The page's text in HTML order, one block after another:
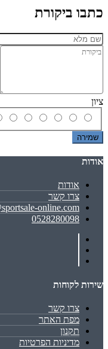
כתבו ביקורת
ציון
שמירה
אודות
אודות
צרו קשר
online.com
0528280098
שירות לקוחות
צרו קשר
מפת האתר
תקנון
מדיניות הפרטיות